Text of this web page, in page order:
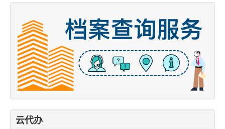
云代办